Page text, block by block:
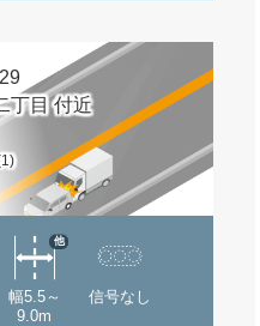
丁目 付近
幅5.5～
9.0m
他
信号なし